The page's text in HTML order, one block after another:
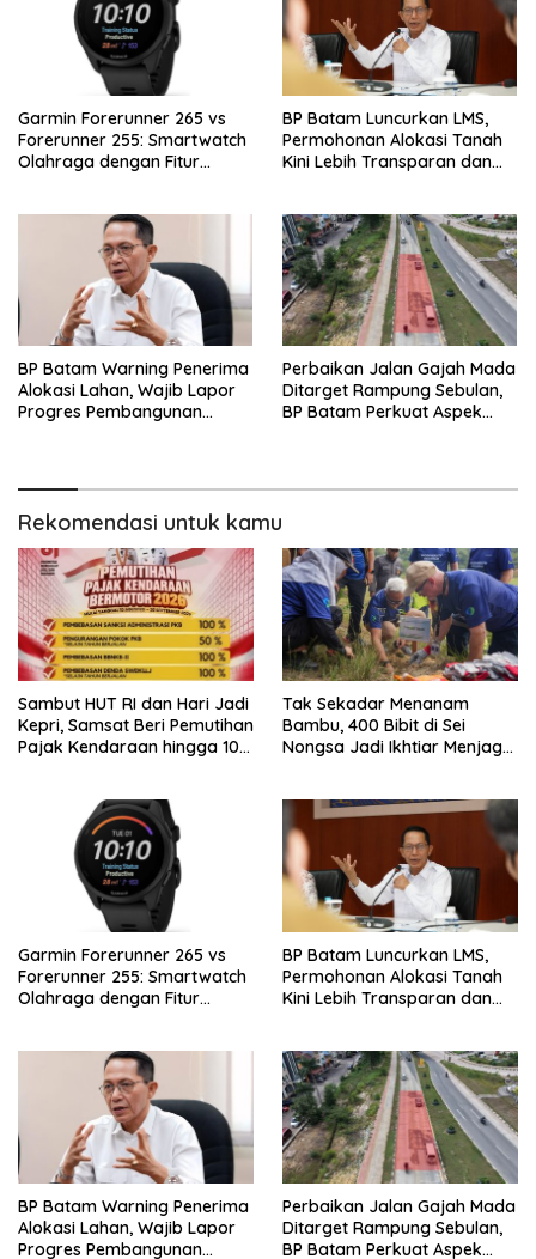
Garmin Forerunner 265 vs
Forerunner 255: Smartwatch
Olahraga dengan Fitur
BP Batam Luncurkan LMS,
Permohonan Alokasi Tanah
Kini Lebih Transparan dan
BP Batam Warning Penerima
Alokasi Lahan, Wajib Lapor
Progres Pembangunan
Perbaikan Jalan Gajah Mada
Ditarget Rampung Sebulan,
BP Batam Perkuat Aspek
Rekomendasi untuk kamu
Sambut HUT RI dan Hari Jadi
Kepri, Samsat Beri Pemutihan
Pajak Kendaraan hingga 100
Tak Sekadar Menanam
Bambu, 400 Bibit di Sei
Nongsa Jadi Ikhtiar Menjaga
Garmin Forerunner 265 vs
Forerunner 255: Smartwatch
Olahraga dengan Fitur
BP Batam Luncurkan LMS,
Permohonan Alokasi Tanah
Kini Lebih Transparan dan
BP Batam Warning Penerima
Alokasi Lahan, Wajib Lapor
Progres Pembangunan
Perbaikan Jalan Gajah Mada
Ditarget Rampung Sebulan,
BP Batam Perkuat Aspek